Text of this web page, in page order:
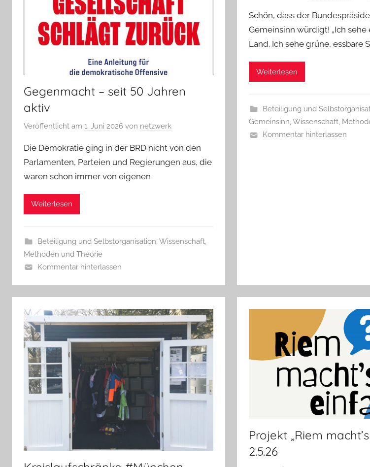
Gegenmacht – seit 50 Jahren
aktiv
Veröffentlicht am 1. Juni 2026 von netzwerk
Die Demokratie ging in der BRD nicht von den
Parlamenten, Parteien und Regierungen aus, die
waren schon immer von eigenen
Weiterlesen
Beteiligung und Selbstorganisation,Wissenschaft,
Methoden und Theorie
Kommentar hinterlassen
Schön, dass der
Gemeinsinn würdigt! „Ich sehe
Land. Ich sehe grüne, essbare
Weiterlesen
Beteiligung und
Gemeinsinn,Wissenschaft,
Kommentar hinterlassen
Projekt „Riem
2.5.26